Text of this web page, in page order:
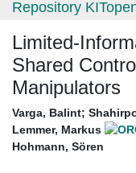
Repository
Limited-
Shared
Manipulators
Varga, Balint;
Lemmer, Markus
Hohmann, Sören